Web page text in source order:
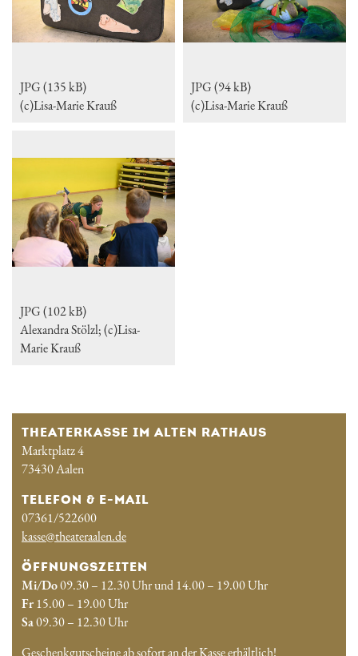
JPG (135 kB)
(c)Lisa-Marie Krauß
JPG (94 kB)
(c)Lisa-Marie Krauß
JPG (102 kB)
Alexandra Stölzl; (c)Lisa-
Marie Krauß
THEATERKASSE IM ALTEN RATHAUS
Marktplatz 4
73430 Aalen
TELEFON & E-MAIL
07361/522600
kasse@theateraalen.de
ÖFFNUNGSZEITEN
Mi/Do09.30 – 12.30 Uhr und 14.00 – 19.00 Uhr
Fr15.00 – 19.00 Uhr
Sa09.30 – 12.30 Uhr
Geschenkgutscheine ab sofort an der Kasse erhältlich!